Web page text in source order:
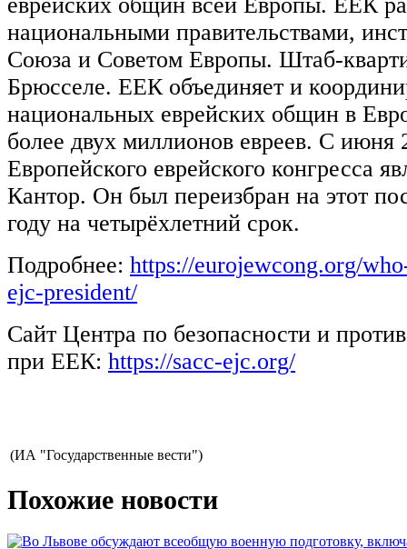
национальными правительствами,
Союза и Советом Европы. Штаб-
Брюсселе. ЕЕК объединяет и
национальных еврейских общин в
более двух миллионов евреев. С июня
Европейского еврейского конгресса
Кантор. Он был переизбран на этот
году на четырёхлетний срок.
Подробнее: https://eurojewcong.org/
ejc-president/
Сайт Центра по безопасности и
при ЕЕК: https://sacc-ejc.org/
(ИА "Государственные вести")
Похожие новости